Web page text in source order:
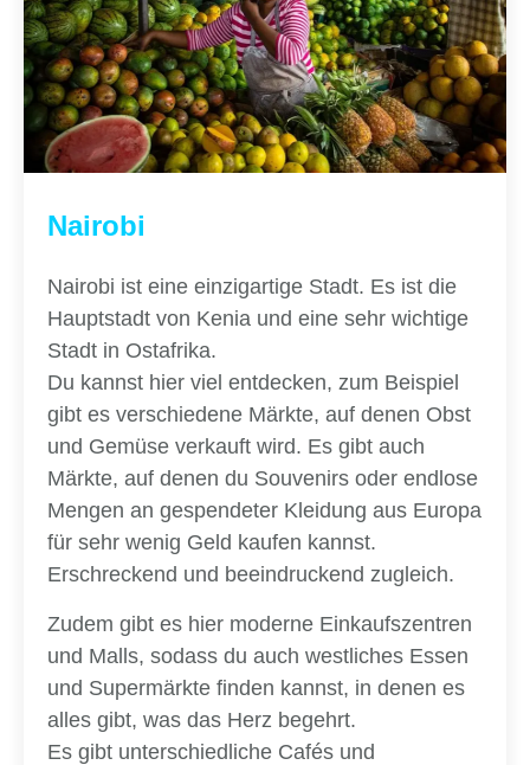
Nairobi
Nairobi ist eine einzigartige Stadt. Es ist die
Hauptstadt von Kenia und eine sehr wichtige
Stadt in Ostafrika.
Du kannst hier viel entdecken, zum Beispiel
gibt es verschiedene Märkte, auf denen Obst
und Gemüse verkauft wird. Es gibt auch
Märkte, auf denen du Souvenirs oder endlose
Mengen an gespendeter Kleidung aus Europa
für sehr wenig Geld kaufen kannst.
Erschreckend und beeindruckend zugleich.
Zudem gibt es hier moderne Einkaufszentren
und Malls, sodass du auch westliches Essen
und Supermärkte finden kannst, in denen es
alles gibt, was das Herz begehrt.
Es gibt unterschiedliche Cafés und